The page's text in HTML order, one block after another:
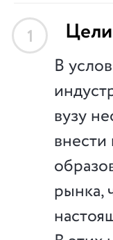
1
В
вузу
рынка,